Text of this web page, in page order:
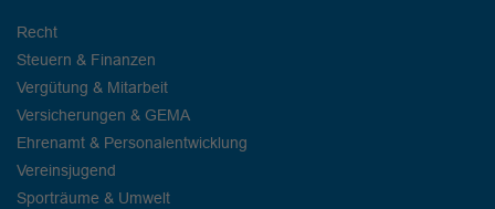
Recht
Steuern & Finanzen
Vergütung & Mitarbeit
Versicherungen & GEMA
Ehrenamt & Personalentwicklung
Vereinsjugend
Sporträume & Umwelt